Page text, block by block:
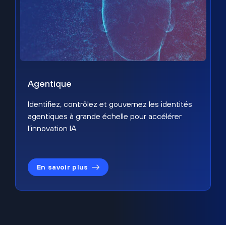
Agentique
Identifiez, contrôlez et gouvernez les identités
agentiques à grande échelle pour accélérer
l’innovation IA.
En savoir plus